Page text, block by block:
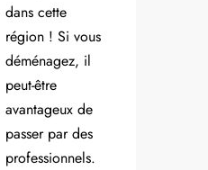
dans cette
région ! Si vous
déménagez, il
peut-être
avantageux de
passer par des
professionnels.